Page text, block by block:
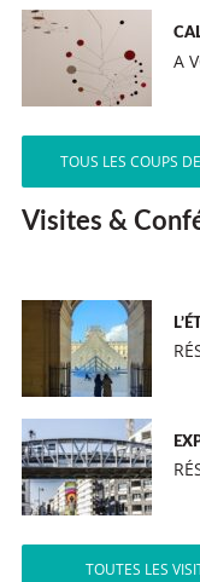
A
TOUS LES COUPS
Visites &
TOUTES LES